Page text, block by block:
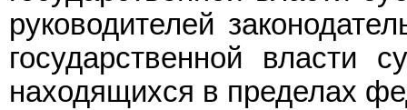
руководителей
государственной власти
находящихся в пределах